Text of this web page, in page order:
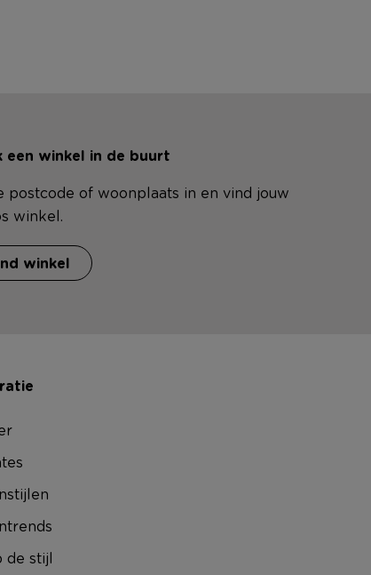
een winkel in de buurt
postcode of woonplaats in en vind jouw
winkel.
winkel
de stijl